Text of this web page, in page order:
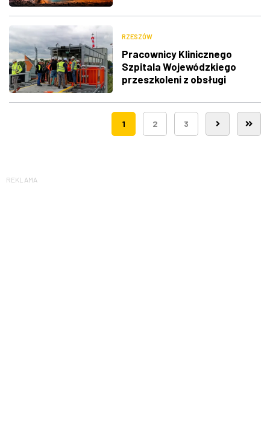
RZESZÓW
Pracownicy Klinicznego
Szpitala Wojewódzkiego
przeszkoleni z obsługi
śmigłowców LPR
1 2 3
REKLAMA